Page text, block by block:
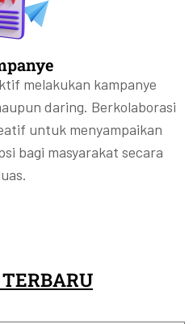
melakukan kampanye
daring. Berkolaborasi
untuk menyampaikan
bagi masyarakat secara